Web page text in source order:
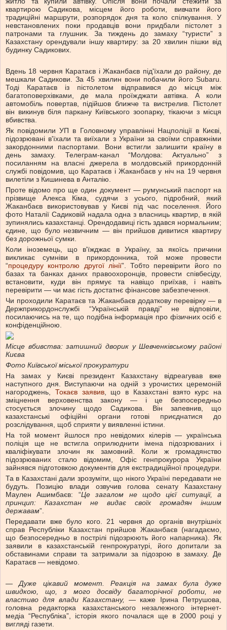
квартирою Садикова, місцем його роботи, вивчати його
традиційні маршрути, розпорядок дня та коло спілкування. У
невстановлених поки продавців вони придбали пістолет з
патронами та глушник. За тиждень до замаху “туристи” з
Казахстану орендували іншу квартиру: за 20 хвилин пішки від
будинку Садикових.
Вдень 18 червня Каратаєв і Жаканбаєв під'їхали до району, де
мешкали Садикови. За 45 хвилин вони побачили його Subaru.
Тоді Каратаєв із пістолетом відправився до місця між
багатоповерхівками, де мала проїжджати автівка. А коли
автомобіль повертав, підійшов ближче та вистрелив. Пістолет
він викинув біля паркану Київського зоопарку, тікаючи з місця
вбивства.
Як повідомили УП в Головному управлінні Нацполіції в Києві,
підозрювані в'їхали та виїхали з України за своїми справжніми
закордонними паспортами. Вони встигли залишити країну в
день замаху. Телеграм-канал “Молдова: Актуально” з
посиланням на власні джерела в молдовській прикордонній
службі повідомив, що Каратаєв і Жаканбаєв у ніч на 19 червня
вилетіли з Кишинева в Анталію.
Проте відомо про ще один документ — румунський паспорт на
прізвище Алекса Кіма, судячи з усього, підробний, який
Жаканбаєв використовував у Києві під час поселення. Його
фото Наталії Садиковій надала одна з власниць квартир, в якій
зупинялись казахстанці. Орендодавиці гість здався нормальним;
єдине, що було незвичним — він прийшов дивитися квартиру
без дорожньої сумки.
Коли іноземець, що в'їжджає в Україну, за якоїсь причини
викликає сумніви в прикордонника, той може провести
“процедуру контролю другої лінії”. Тобто перевірити його по
базах та банках даних правоохоронців, провести співбесіду,
встановити, куди він прямує та навіщо приїхав, і навіть
перевірити — чи має гість достатнє фінансове забезпечення.
Чи проходили Каратаєв та Жаканбаєв додаткову перевірку — в
Держприкордонслужбі “Українській правді” не відповіли,
посилаючись на те, що подібна інформація про фізичних осіб є
конфіденційною.
Місце вбивства: затишний дворик у Шевченківському районі
Києва
Фото Київської міської прокуратури
На замах у Києві президент Казахстану відреагував вже
наступного дня. Виступаючи на одній з урочистих церемоній
нагороджень, Токаєв заявив, що в Казахстані взято курс на
зміцнення верховенства закону — і це безпосередньо
стосується злочину щодо Садикова. Він запевнив, що
казахстанські офіційні органи готові приєднатися до
розслідування, щоб сприяти у виявленні істини.
На той момент йшлося про невідомих кілерів — українська
поліція ще не встигла оприлюднити імена підозрюваних і
кваліфікувати злочин як замовний. Коли ж громадянство
підозрюваних стало відомим, Офіс генпрокурора України
зайнявся підготовкою документів для екстрадиційної процедури.
Та в Казахстані дали зрозуміти, що нікого Україні передавати не
будуть. Позицію влади озвучив голова сенату Казахстану
Маулен Ашимбаєв: “Це загалом не щодо цієї ситуації, а
принцип: Казахстан не видає своїх громадян іншим
державам”.
Передавати вже було кого. 21 червня до органів внутрішніх
справ Республіки Казахстан прийшов Жаканбаєв (нагадаємо,
що безпосередньо в пострілі підозрюють його напарника). Як
заявили в казахстанській генпрокуратурі, його допитали за
обставинами справи та затримали за підозрою в замаху. Де
Каратаєв — невідомо.
— Дуже цікавий момент. Реакція на замах була дуже
швидкою, що, з мого досвіду багаторічної роботи, не
властиво для влади Казахстану, — каже Ірина Петрушова,
головна редакторка казахстанського незалежного інтернет-
медіа “Республіка”, історія якого почалася ще в 2000 році у
вигляді газети.